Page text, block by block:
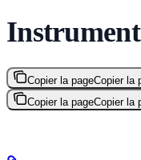
Copier la pageCopier la
Copier la pageCopier la